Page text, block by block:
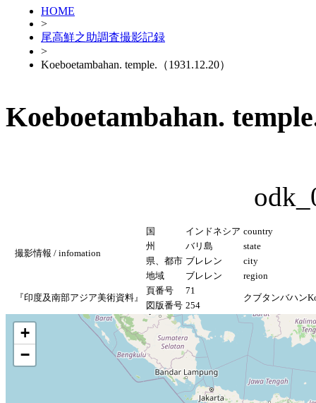
HOME
>
尾高鮮之助調査撮影記録
>
Koeboetambahan. temple.（1931.12.20）
Koeboetambahan.
撮影情報 / infomation
国 インドネシア country
州
バリ島
state
県、都市 ブレレン
city
地域
ブレレン region
『印度及南部アジア美術資料』
頁番号 71
クブタンバハン
図版番号 254
+
−